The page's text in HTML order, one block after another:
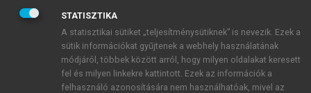
BELÉPÉS SAJÁT FIÓKKAL
ÚJ FIÓK LÉTREHOZÁSA
1 óra díjmentes hozzáférés
STATISZTIKA
A statisztikai sütiket „teljesítménysütiknek” is nevezik. Ezek a
sütik információkat gyűjtenek a webhely használatának
módjáról, többek között arról, hogy milyen oldalakat keresett
fel és milyen linkekre kattintott. Ezek az információk a
felhasználó azonosítására nem használhatóak, mivel az